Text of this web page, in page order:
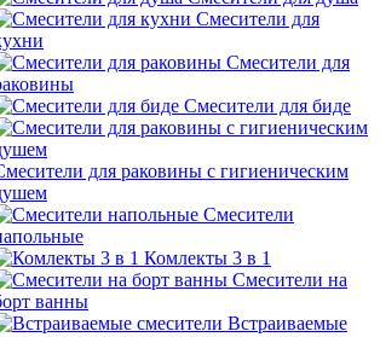
Смесители для
Смесители для
Смесители для биде
для раковины с гигиеническим
Смесители
Комлекты 3 в 1
Смесители на
ванны
Встраиваемые